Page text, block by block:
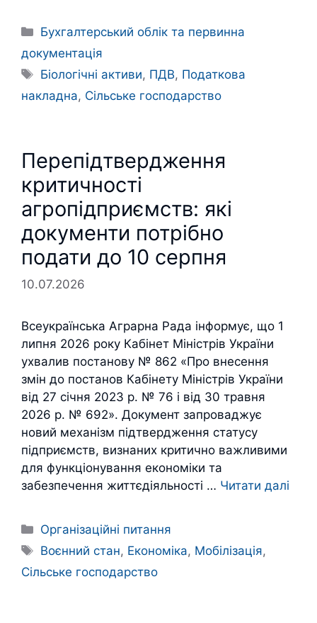
Категорії
Бухгалтерський облік та первинна
документація
Позначки
Біологічні активи, ПДВ, Податкова
накладна, Сільське господарство
Перепідтвердження
критичності
агропідприємств: які
документи потрібно
подати до 10 серпня
10.07.2026
Всеукраїнська Аграрна Рада інформує, що 1
липня 2026 року Кабінет Міністрів України
ухвалив постанову № 862 «Про внесення
змін до постанов Кабінету Міністрів України
від 27 січня 2023 р. № 76 і від 30 травня
2026 р. № 692». Документ запроваджує
новий механізм підтвердження статусу
підприємств, визнаних критично важливими
для функціонування економіки та
забезпечення життєдіяльності … Читати далі
Категорії
Організаційні питання
Позначки
Воєнний стан, Економіка, Мобілізація,
Сільське господарство